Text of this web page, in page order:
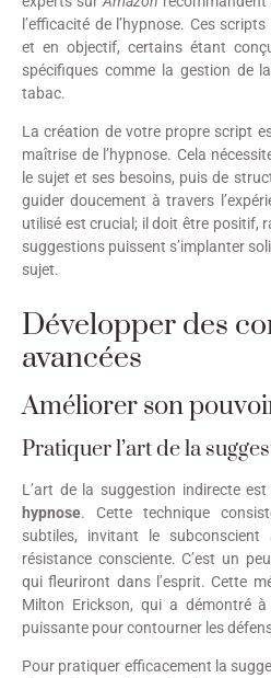
l’efficacité de l’hypnose. Ces
et en objectif, certains étant
spécifiques comme la gestion de
tabac.
La création de votre propre script
maîtrise de l’hypnose. Cela
le sujet et ses besoins, puis de
guider doucement à travers
utilisé est crucial; il doit être positif,
suggestions puissent s’implanter
sujet.
Développer des
avancées
Améliorer son
Pratiquer l’art de la
L’art de la suggestion indirecte
hypnose. Cette technique
subtiles, invitant le
résistance consciente. C’est un
qui fleuriront dans l’esprit. Cette
Milton Erickson, qui a démontré
puissante pour contourner les
Pour pratiquer efficacement la